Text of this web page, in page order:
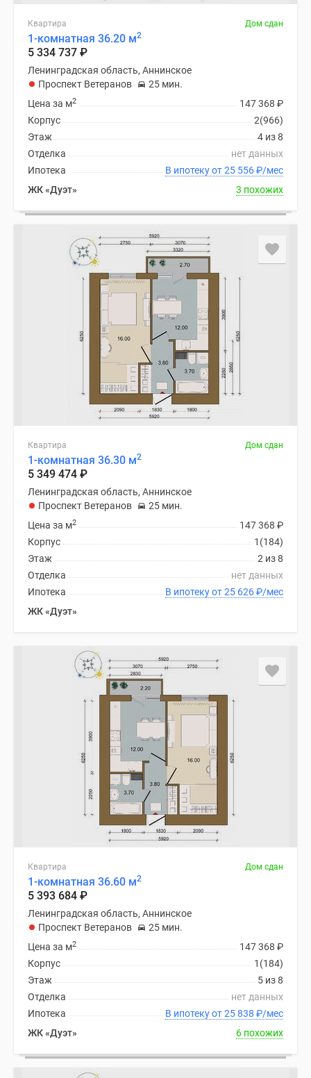
Квартира Дом сдан
1-комнатная 36.20 м2
5 334 737 ₽
Ленинградская область, Аннинское
Проспект Ветеранов
25 мин.
147 368 ₽
Цена за м2
2(966)
Корпус
4 из 8
Этаж
нет данных
Отделка
В ипотеку от 25 556₽/мес
Ипотека
ЖК «Дуэт»
3 похожих
Квартира Дом сдан
1-комнатная 36.30 м2
5 349 474 ₽
Ленинградская область, Аннинское
Проспект Ветеранов
25 мин.
147 368 ₽
Цена за м2
1(184)
Корпус
2 из 8
Этаж
нет данных
Отделка
В ипотеку от 25 626₽/мес
Ипотека
ЖК «Дуэт»
Квартира Дом сдан
1-комнатная 36.60 м2
5 393 684 ₽
Ленинградская область, Аннинское
Проспект Ветеранов
25 мин.
147 368 ₽
Цена за м2
1(184)
Корпус
5 из 8
Этаж
нет данных
Отделка
В ипотеку от 25 838 ₽/мес
Ипотека
ЖК «Дуэт»
6 похожих